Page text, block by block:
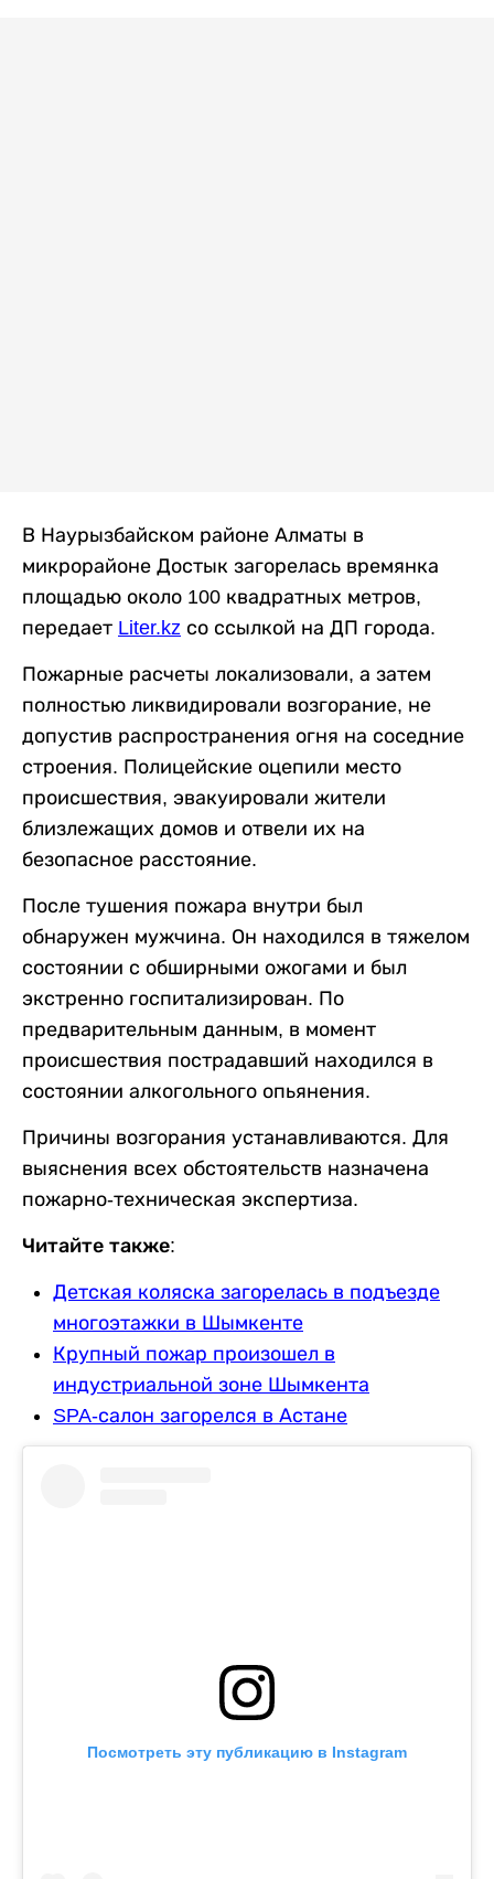
В Наурызбайском районе Алматы в
микрорайоне Достык загорелась времянка
площадью около 100 квадратных метров,
передает Liter.kz со ссылкой на ДП города.
Пожарные расчеты локализовали, а затем
полностью ликвидировали возгорание, не
допустив распространения огня на соседние
строения. Полицейские оцепили место
происшествия, эвакуировали жители
близлежащих домов и отвели их на
безопасное расстояние.
После тушения пожара внутри был
обнаружен мужчина. Он находился в тяжелом
состоянии с обширными ожогами и был
экстренно госпитализирован. По
предварительным данным, в момент
происшествия пострадавший находился в
состоянии алкогольного опьянения.
Причины возгорания устанавливаются. Для
выяснения всех обстоятельств назначена
пожарно-техническая экспертиза.
Читайте также:
Детская коляска загорелась в подъезде
многоэтажки в Шымкенте
Крупный пожар произошел в
индустриальной зоне Шымкента
SPA-салон загорелся в Астане
Посмотреть эту публикацию в Instagram